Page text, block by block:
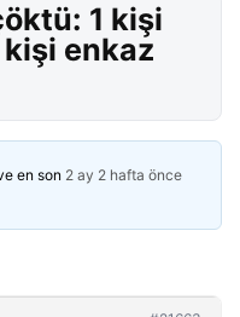
1 kişi
kişi enkaz
en son 2 ay 2 hafta önce